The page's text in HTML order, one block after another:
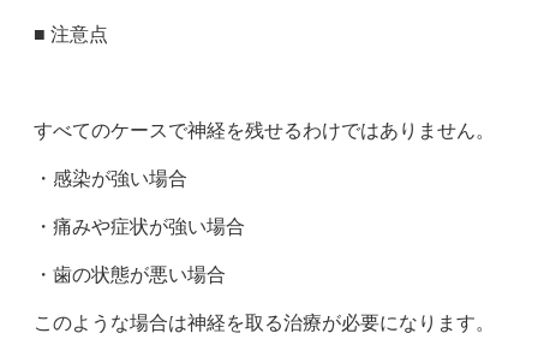
■ 注意点
すべてのケースで神経を残せるわけではありません。
・感染が強い場合
・痛みや症状が強い場合
・歯の状態が悪い場合
このような場合は神経を取る治療が必要になります。